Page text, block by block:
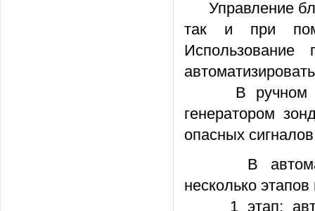
Управление
так и при
Использование
В ручном
генератором
опасных
В
несколько
1 этап: